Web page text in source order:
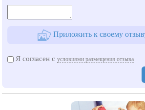
Приложить к своему
Я согласен сусловиями размещения отзыва